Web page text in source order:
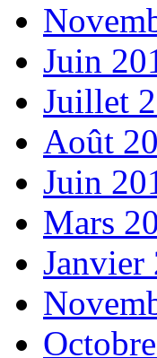
Juin
Juillet
Août
Juin
Mars
Janvier